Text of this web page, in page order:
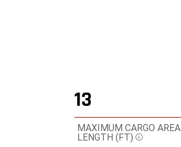
13
MAXIMUM CARGO AREA
LENGTH (FT) Disclosure